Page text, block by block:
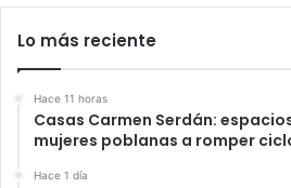
Lo más reciente
Hace 11 horas
Casas Carmen Serdán:
mujeres poblanas a romper
Hace 1 día